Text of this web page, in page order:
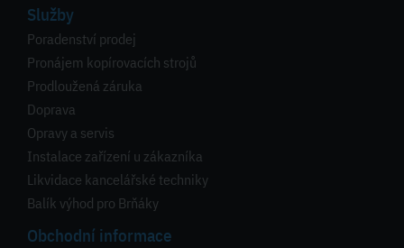
Služby
Poradenství prodej
Pronájem kopírovacích strojů
Prodloužená záruka
Doprava
Opravy a servis
Instalace zařízení u zákazníka
Likvidace kancelářské techniky
Balík výhod pro Brňáky
Obchodní informace